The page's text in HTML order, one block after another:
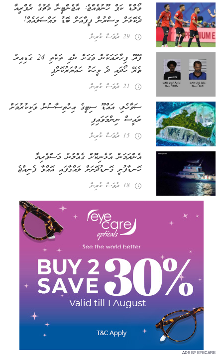
ވޯލްޑް ކަޕް ހޫނުވެއްޖެ: އާޖެންޓީނާ މެޗުގެ ރެފްރީއާ
ދެކޮޅަށް މިސްރުން ފީފާއަށް ބޮޑު މައްސަލައެއް!
29 ދުވަސް ކުރިން
ފޭދޫ ފިހާރައަކުން ވަގަށް ނެގި ތަކެތި 24 ގަޑިއިރު
ތެރޭ ހޯދައި ދެ މީހަކު ހައްޔަރުކޮށްފި
21 ދުވަސް ކުރިން
ސަވާހެލި، އައްޑޫ ސިޓީގެ އިހްތިސާސުން ވަކިކުރުމަށް
ރައީސް ނިންމަވައިފި
15 ދުވަސް ކުރިން
އެންދަމަން އުޅެނިކޮށް ގެއްލުނު މަސްވެރިޔާ
ހޮނޑާފުށީ ގޮނޑުދޮށަށް ލައްގާފައި އޮއްވާ ފެނިއްޖެ
18 ދުވަސް ކުރިން
ADS BY EYECARE